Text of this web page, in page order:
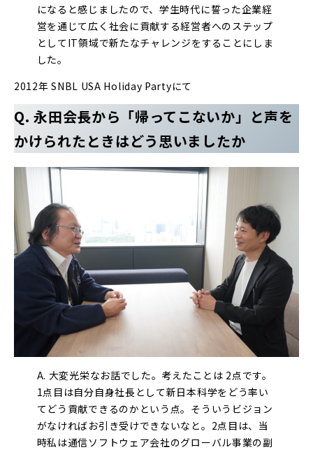
になると感じましたので、学生時代に誓った企業経
営を通じて広く社会に貢献する経営者へのステップ
としてIT領域で新たなチャレンジをすることにしま
した。
2012年 SNBL USA Holiday Partyにて
Q. 永田会長から「帰ってこないか」と声を
かけられたときはどう思いましたか
A. 大変光栄なお話でした。考えたことは 2点です。
1点目は自分自身社長として新日本科学をどう率い
てどう貢献できるのかという点。そういうビジョン
がなければお引き受けできないなと。2点目は、当
時私は通信ソフトウェア会社のグローバル事業の副